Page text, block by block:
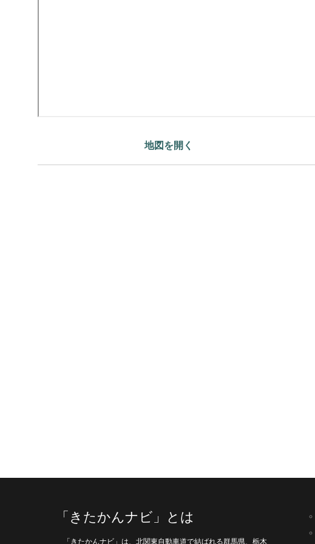
地図を開く
「きたかんナビ」とは
「きたかんナビ」は、北関東自動車道で結ばれる群馬県、栃木